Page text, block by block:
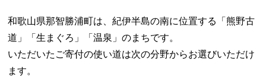
和歌山県那智勝浦町は、紀伊半島の南に位置する「熊野古
道」「生まぐろ」「温泉」のまちです。
いただいたご寄付の使い道は次の分野からお選びいただけ
ます。